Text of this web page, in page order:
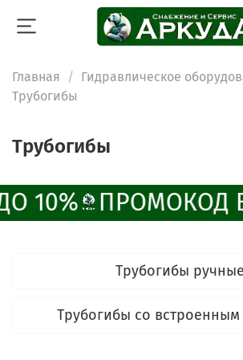
Главная Гидравлическое
Трубогибы
Трубогибы
10% ПРОМОКОД
Трубогибы ручные
Трубогибы со
ChatApp
Наши мессенджеры
мессенджер!